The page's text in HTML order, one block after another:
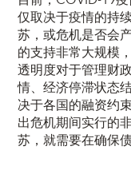
仅取决于疫情的持
苏，或危机是否会
的支持非常大规模
透明度对于管理财
情、经济停滞状态
决于各国的融资约
出危机期间实行的
苏，就需要在确保